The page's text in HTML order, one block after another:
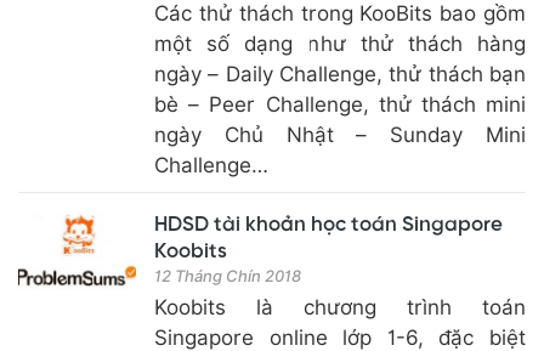
Các thử thách trong KooBits bao gồm
một số dạng như thử thách hàng
ngày – Daily Challenge, thử thách bạn
bè – Peer Challenge, thử thách mini
ngày Chủ Nhật – Sunday Mini
Challenge…
HDSD tài khoản học toán Singapore
Koobits
12 Tháng Chín 2018
Koobits là chương trình toán
Singapore online lớp 1-6, đặc biệt